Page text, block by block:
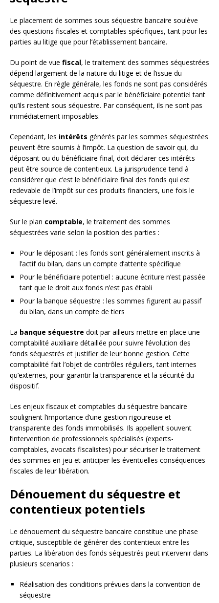
Le placement de sommes sous séquestre bancaire soulève
des questions fiscales et comptables spécifiques, tant pour les
parties au litige que pour l’établissement bancaire.
Du point de vue fiscal, le traitement des sommes séquestrées
dépend largement de la nature du litige et de l’issue du
séquestre. En règle générale, les fonds ne sont pas considérés
comme définitivement acquis par le bénéficiaire potentiel tant
qu’ils restent sous séquestre. Par conséquent, ils ne sont pas
immédiatement imposables.
Cependant, les intérêts générés par les sommes séquestrées
peuvent être soumis à l’impôt. La question de savoir qui, du
déposant ou du bénéficiaire final, doit déclarer ces intérêts
peut être source de contentieux. La jurisprudence tend à
considérer que c’est le bénéficiaire final des fonds qui est
redevable de l’impôt sur ces produits financiers, une fois le
séquestre levé.
Sur le plan comptable, le traitement des sommes
séquestrées varie selon la position des parties :
Pour le déposant : les fonds sont généralement inscrits à
l’actif du bilan, dans un compte d’attente spécifique
Pour le bénéficiaire potentiel : aucune écriture n’est passée
tant que le droit aux fonds n’est pas établi
Pour la banque séquestre : les sommes figurent au passif
du bilan, dans un compte de tiers
La banque séquestre doit par ailleurs mettre en place une
comptabilité auxiliaire détaillée pour suivre l’évolution des
fonds séquestrés et justifier de leur bonne gestion. Cette
comptabilité fait l’objet de contrôles réguliers, tant internes
qu’externes, pour garantir la transparence et la sécurité du
dispositif.
Les enjeux fiscaux et comptables du séquestre bancaire
soulignent l’importance d’une gestion rigoureuse et
transparente des fonds immobilisés. Ils appellent souvent
l’intervention de professionnels spécialisés (experts-
comptables, avocats fiscalistes) pour sécuriser le traitement
des sommes en jeu et anticiper les éventuelles conséquences
fiscales de leur libération.
Dénouement du séquestre et
contentieux potentiels
Le dénouement du séquestre bancaire constitue une phase
critique, susceptible de générer des contentieux entre les
parties. La libération des fonds séquestrés peut intervenir dans
plusieurs scenarios :
Réalisation des conditions prévues dans la convention de
séquestre